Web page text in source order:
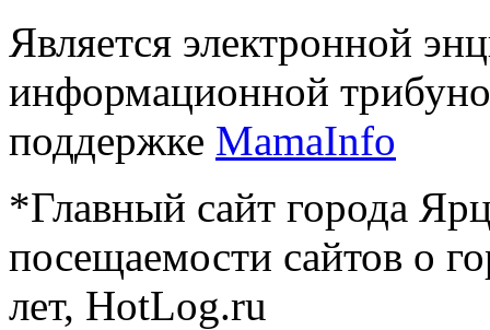
Является электронной
информационной
поддержке MamaInfo
*Главный сайт города
посещаемости сайтов о
лет, HotLog.ru